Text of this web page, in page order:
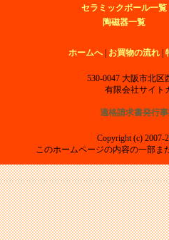
セラミックボール一覧
陶磁器一覧
ホームへ| お買物の流れ|
530-0047 大阪市北
有限会社サイ
適格請求書発行
Copyright (c) 2007-
このホームページの内容の一部ま